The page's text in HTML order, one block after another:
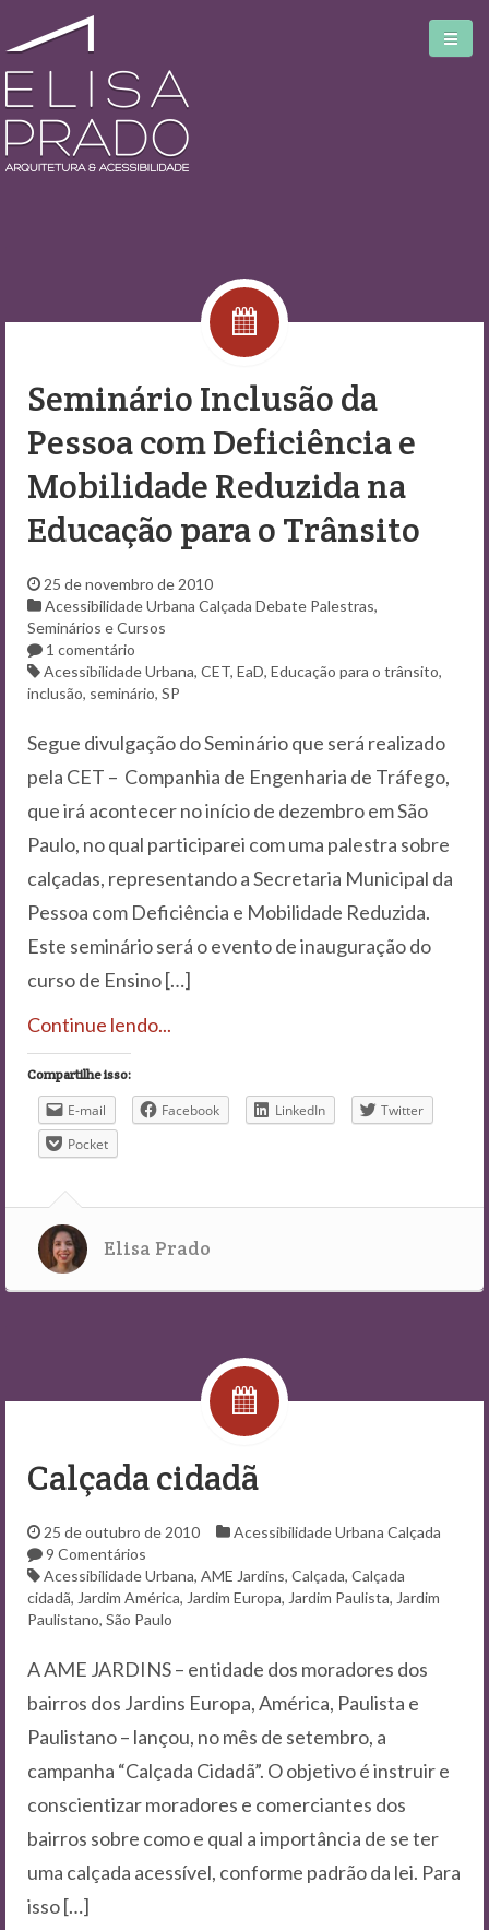
Biblioteca
Sobre
Contato
Seminário Inclusão da
Pessoa com Deficiência e
Mobilidade Reduzida na
Educação para o Trânsito
25 de novembro de 2010
Acessibilidade Urbana Calçada Debate Palestras,
Seminários e Cursos
1 comentário
Acessibilidade Urbana, CET, EaD, Educação para o trânsito,
inclusão, seminário, SP
Segue divulgação do Seminário que será realizado
pela CET – Companhia de Engenharia de Tráfego,
que irá acontecer no início de dezembro em São
Paulo, no qual participarei com uma palestra sobre
calçadas, representando a Secretaria Municipal da
Pessoa com Deficiência e Mobilidade Reduzida.
Este seminário será o evento de inauguração do
curso de Ensino […]
Continue lendo...
Compartilhe isso:
E-mail Facebook LinkedIn
Twitter
Pocket
Elisa Prado
Calçada cidadã
25 de outubro de 2010 Acessibilidade Urbana Calçada
9 Comentários
Acessibilidade Urbana, AME Jardins, Calçada, Calçada
cidadã, Jardim América, Jardim Europa, Jardim Paulista, Jardim
Paulistano, São Paulo
A AME JARDINS – entidade dos moradores dos
bairros dos Jardins Europa, América, Paulista e
Paulistano – lançou, no mês de setembro, a
campanha “Calçada Cidadã”. O objetivo é instruir e
conscientizar moradores e comerciantes dos
bairros sobre como e qual a importância de se ter
uma calçada acessível, conforme padrão da lei. Para
isso […]